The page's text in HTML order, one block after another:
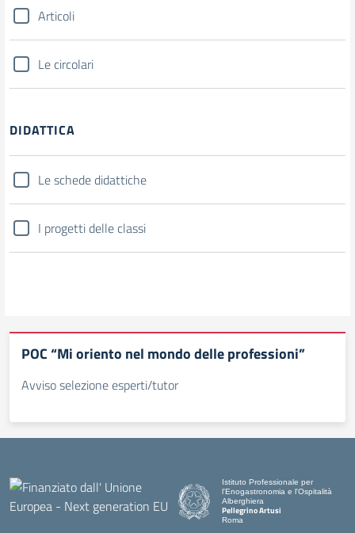
Articoli
Le circolari
DIDATTICA
Le schede didattiche
I progetti delle classi
POC “Mi oriento nel mondo delle professioni”
Avviso selezione esperti/tutor
Istituto Professionale per
l'Enogastronomia e l'Ospitalità
Alberghiera
Pellegrino Artusi
Roma